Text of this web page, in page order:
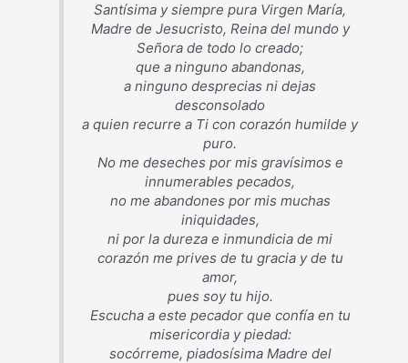
Santísima y siempre pura Virgen María,
Madre de Jesucristo, Reina del mundo y
Señora de todo lo creado;
que a ninguno abandonas,
a ninguno desprecias ni dejas
desconsolado
a quien recurre a Ti con corazón humilde y
puro.
No me deseches por mis gravísimos e
innumerables pecados,
no me abandones por mis muchas
iniquidades,
ni por la dureza e inmundicia de mi
corazón me prives de tu gracia y de tu
amor,
pues soy tu hijo.
Escucha a este pecador que confía en tu
misericordia y piedad:
socórreme, piadosísima Madre del